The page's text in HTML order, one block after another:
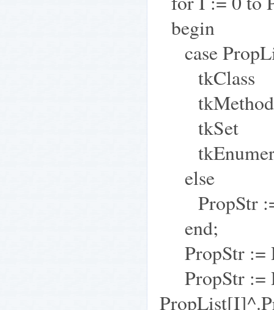
begin
case
tkClass :
tkMethod
tkSet :
else
PropStr
end;
PropStr :=
PropStr :=